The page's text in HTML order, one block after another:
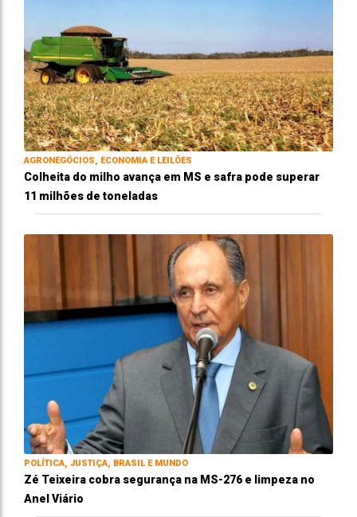
AGRONEGÓCIOS, ECONOMIA E LEILÕES
Colheita do milho avança em MS e safra pode superar
11 milhões de toneladas
POLÍTICA, JUSTIÇA, BRASIL E MUNDO
Zé Teixeira cobra segurança na MS-276 e limpeza no
Anel Viário